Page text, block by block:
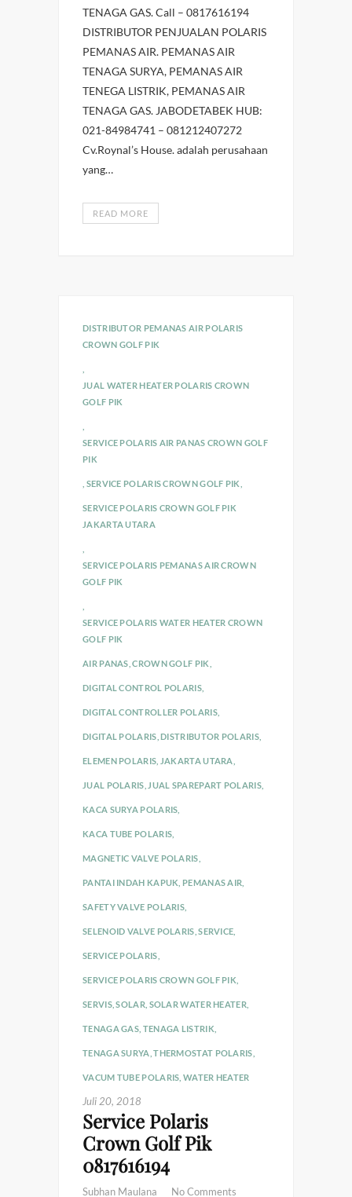
TENAGA GAS. Call – 0817616194
DISTRIBUTOR PENJUALAN POLARIS
PEMANAS AIR. PEMANAS AIR
TENAGA SURYA, PEMANAS AIR
TENEGA LISTRIK, PEMANAS AIR
TENAGA GAS. JABODETABEK HUB:
021-84984741 – 081212407272
Cv.Roynal’s House. adalah perusahaan
yang…
READ MORE
DISTRIBUTOR PEMANAS AIR POLARIS
CROWN GOLF PIK
JUAL WATER HEATER POLARIS CROWN
GOLF PIK
SERVICE POLARIS AIR PANAS CROWN GOLF
PIK
SERVICE POLARIS CROWN GOLF PIK
SERVICE POLARIS CROWN GOLF PIK
JAKARTA UTARA
SERVICE POLARIS PEMANAS AIR CROWN
GOLF PIK
SERVICE POLARIS WATER HEATER CROWN
GOLF PIK
AIR PANAS ,CROWN GOLF PIK
DIGITAL CONTROL POLARIS,
DIGITAL CONTROLLER POLARIS,
DIGITAL POLARIS ,DISTRIBUTOR POLARIS,
ELEMEN POLARIS JAKARTA UTARA
JUAL POLARIS JUAL SPAREPART POLARIS,
KACA SURYA POLARIS
KACA TUBE POLARIS
MAGNETIC VALVE POLARIS
PANTAI INDAH KAPUK PEMANAS AIR
SAFETY VALVE POLARIS
SELENOID VALVE POLARIS ,SERVICE
SERVICE POLARIS
SERVICE POLARIS CROWN GOLF PIK
SERVIS,SOLAR, SOLAR WATER HEATER,
TENAGA GAS TENAGA LISTRIK
TENAGA SURYA ,THERMOSTAT POLARIS
VACUM TUBE POLARIS ,WATER HEATER
Juli 20, 2018
Service Polaris
Crown Golf Pik
0817616194
Subhan Maulana No Comments